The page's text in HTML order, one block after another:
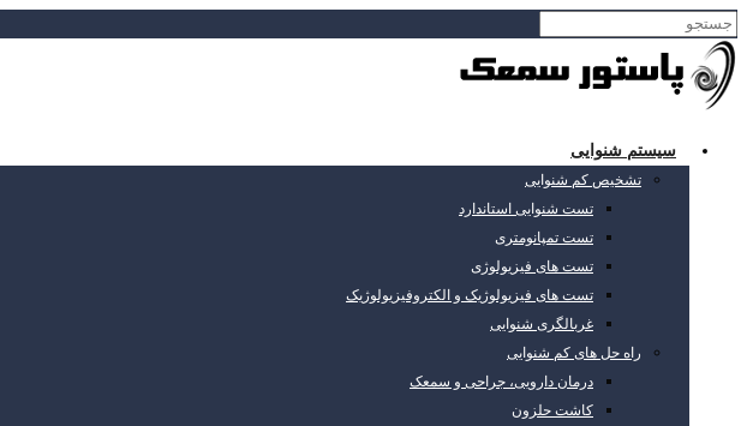
سیستم شنوایی
تشخیص کم شنوایی
تست شنوایی استاندارد
تست تمپانومتری
تست های فیزیولوژی
تست های فیزیولوژیک و الکتروفیزیولوژیک
غربالگری شنوایی
راه حل های کم شنوایی
درمان دارویی، جراحی و سمعک
کاشت حلزون